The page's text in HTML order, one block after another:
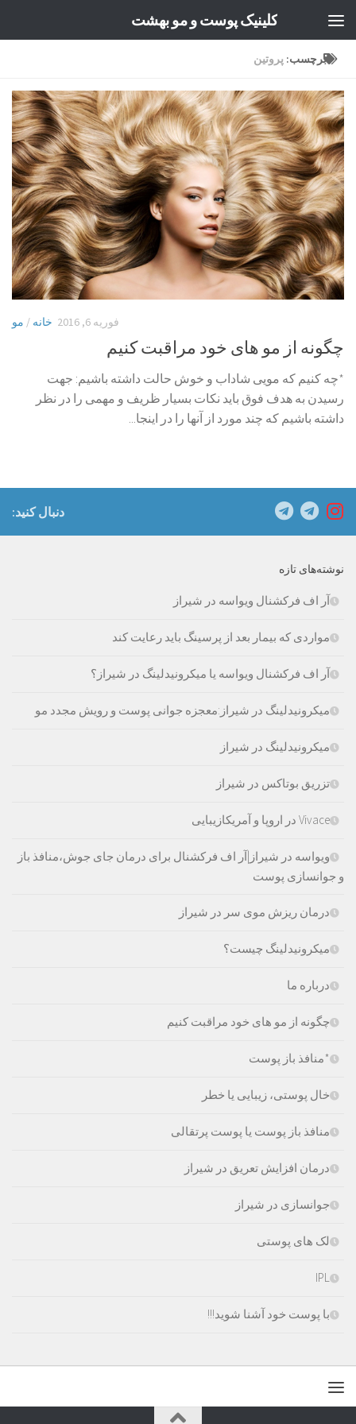
کلینیک پوست و مو بهشت
برچسب: پروتین
خانه / مو فوریه 6, 2016
چگونه از مو های خود مراقبت کنیم
*چه کنیم که مویی شاداب و خوش حالت داشته باشیم: جهت
رسیدن به هدف فوق باید نکات بسیار ظریف و مهمی را در نظر
داشته باشیم که چند مورد از آنها را در اینجا...
دنبال کنید:
نوشته‌های تازه
آر اف فرکشنال ویواسه در شیراز
مواردی که بیمار بعد از پرسینگ باید رعایت کند
آر اف فرکشنال ویواسه یا میکرونیدلینگ در شیراز؟
میکرونیدلینگ در شیراز:معجزه جوانی پوست و رویش مجدد مو
میکرونیدلینگ در شیراز
تزریق بوتاکس در شیراز
Vivace در اروپا و آمریکازیبایی
ویواسه در شیراز|آر اف فرکشنال برای درمان جای جوش،منافذ باز
و جوانسازی پوست
درمان ریزش موی سر در شیراز
میکرونیدلینگ چیست؟
درباره ما
چگونه از مو های خود مراقبت کنیم
*منافذ باز پوست
خال پوستی، زیبایی یا خطر
منافذ باز پوست یا پوست پرتقالی
درمان افزایش تعریق در شیراز
جوانسازی در شیراز
لک های پوستی
IPL
با پوست خود آشنا شوید!!!